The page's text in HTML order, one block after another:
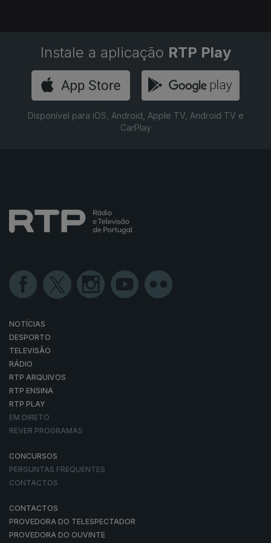
Instale a aplicação RTP Play
Disponível para iOS, Android, Apple TV, Android TV e
CarPlay
NOTÍCIAS
DESPORTO
TELEVISÃO
RÁDIO
RTP ARQUIVOS
RTP ENSINA
RTP PLAY
EM DIRETO
REVER PROGRAMAS
CONCURSOS
PERGUNTAS FREQUENTES
CONTACTOS
CONTACTOS
PROVEDORA DO TELESPECTADOR
PROVEDORA DO OUVINTE